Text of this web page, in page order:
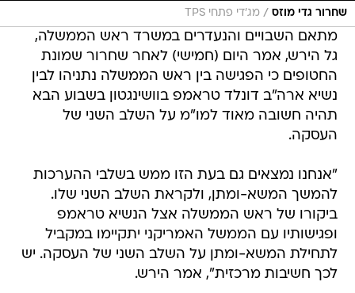
שחרור גדי מוזס / מג'די פתחי TPS
מתאם השבויים והנעדרים במשרד ראש הממשלה,
גל הירש, אמר היום (חמישי) לאחר שחרור שמונת
החטופים כי הפגישה בין ראש הממשלה נתניהו לבין
נשיא ארה"ב דונלד טראמפ בוושינגטון בשבוע הבא
תהיה חשובה מאוד למו"מ על השלב השני של
העסקה.
"אנחנו נמצאים גם בעת הזו ממש בשלבי ההערכות
להמשך המשא-ומתן, ולקראת השלב השני שלו.
ביקורו של ראש הממשלה אצל הנשיא טראמפ
ופגישותיו עם הממשל האמריקני יתקיימו במקביל
לתחילת המשא-ומתן על השלב השני של העסקה. יש
לכך חשיבות מרכזית", אמר הירש.